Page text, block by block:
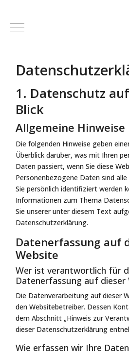
Mobile Menu Toggle
1. Datenschutz
Blick
Allgemeine Hinweise
Die folgenden Hinweise geben
Überblick darüber, was mit Ihren
Daten passiert, wenn Sie diese
Personenbezogene Daten sind
Sie persönlich identifiziert werden
Informationen zum Thema
Sie unserer unter diesem Text
Datenschutzerklärung.
Datenerfassung auf
Website
Wer ist verantwortlich für
Datenerfassung auf dieser
Die Datenverarbeitung auf dieser
den Websitebetreiber. Dessen
dem Abschnitt „Hinweis zur
dieser Datenschutzerklärung
Wie erfassen wir Ihre